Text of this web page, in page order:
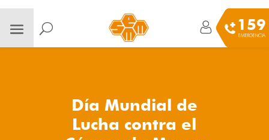
159
EMERGENCIA
Día Mundial de
Lucha contra el